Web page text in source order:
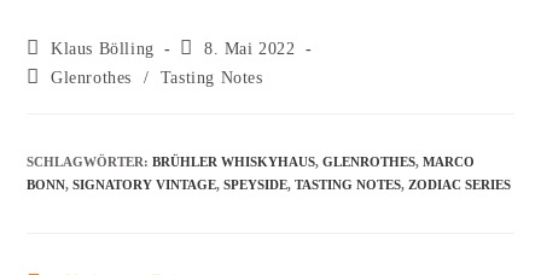
Klaus Bölling
8. Mai 2022
Glenrothes
/ Tasting Notes
SCHLAGWÖRTER:BRÜHLER WHISKYHAUS, GLENROTHES, MARCO
BONN, SIGNATORY VINTAGE, SPEYSIDE, TASTING NOTES, ZODIAC SERIES